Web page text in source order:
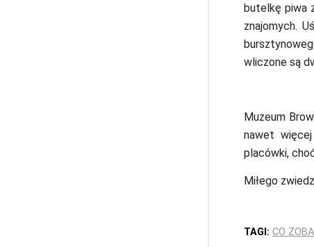
butelkę piwa
znajomych.
wliczone są
Muzeum
nawet
placówki,
Miłego
TAGI: CO